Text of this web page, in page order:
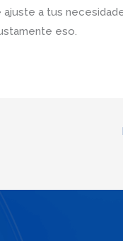
a tus
eso.